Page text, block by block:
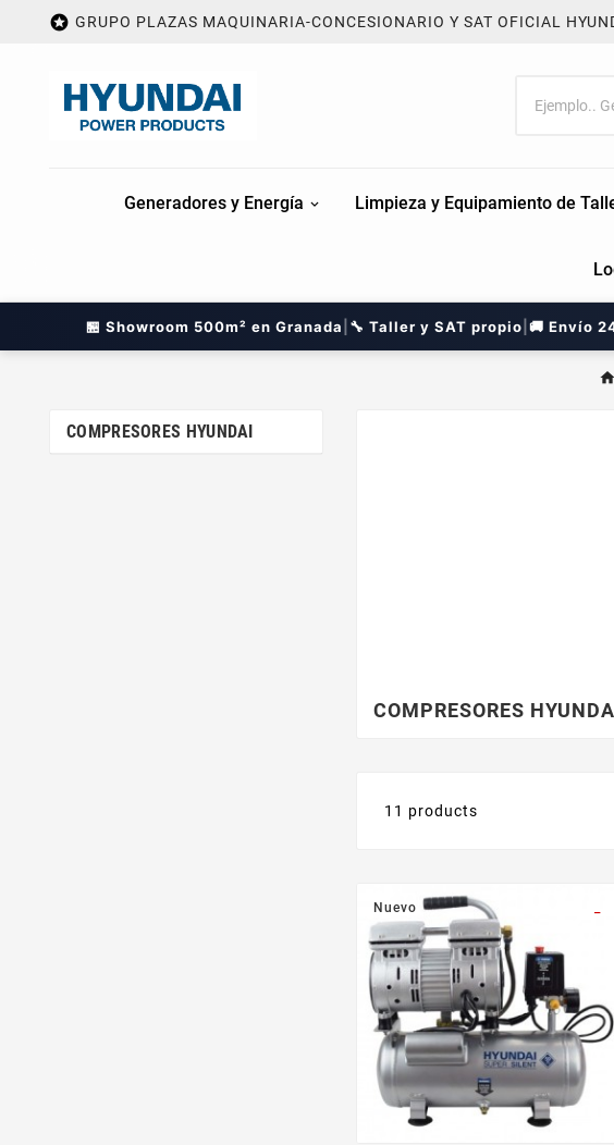
 GRUPO PLAZAS MAQUINARIA-CONCESIONARIO Y SAT OFICIAL
Generadores y Energía Limpieza y Equipamiento de
🏪 Showroom 500m² en Granada 🔧 Taller y SAT propio 🚚 Envío
COMPRESORES HYUNDAI
COMPRESORES
11 products
Nuevo